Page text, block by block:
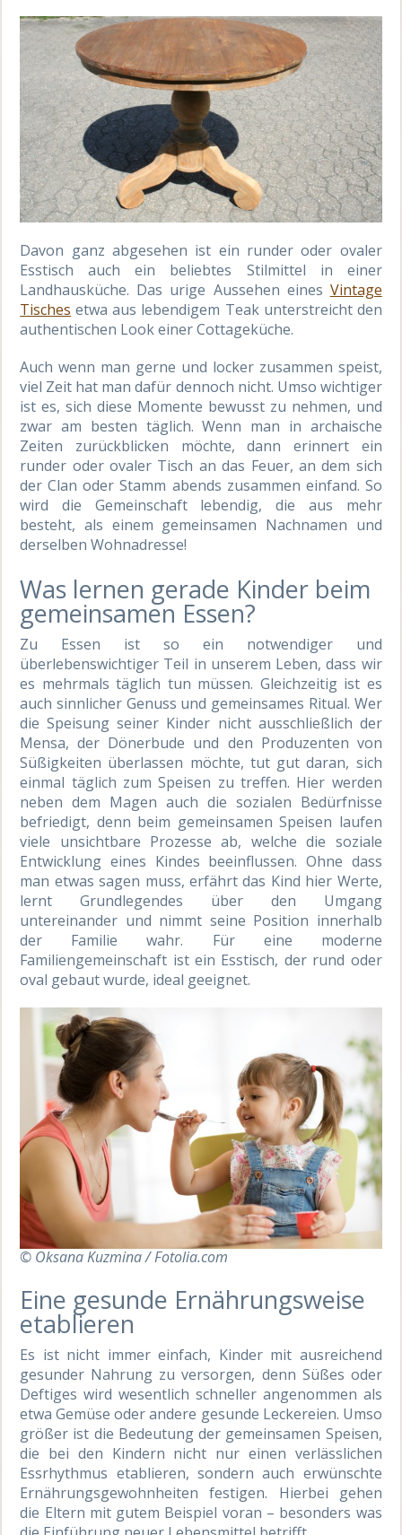
Davon ganz abgesehen ist ein runder oder ovaler
Esstisch auch ein beliebtes Stilmittel in einer
Landhausküche. Das urige Aussehen eines Vintage
Tisches etwa aus lebendigem Teak unterstreicht den
authentischen Look einer Cottageküche.
Auch wenn man gerne und locker zusammen speist,
viel Zeit hat man dafür dennoch nicht. Umso wichtiger
ist es, sich diese Momente bewusst zu nehmen, und
zwar am besten täglich. Wenn man in archaische
Zeiten zurückblicken möchte, dann erinnert ein
runder oder ovaler Tisch an das Feuer, an dem sich
der Clan oder Stamm abends zusammen einfand. So
wird die Gemeinschaft lebendig, die aus mehr
besteht, als einem gemeinsamen Nachnamen und
derselben Wohnadresse!
Was lernen gerade Kinder beim
gemeinsamen Essen?
Zu Essen ist so ein notwendiger und
überlebenswichtiger Teil in unserem Leben, dass wir
es mehrmals täglich tun müssen. Gleichzeitig ist es
auch sinnlicher Genuss und gemeinsames Ritual. Wer
die Speisung seiner Kinder nicht ausschließlich der
Mensa, der Dönerbude und den Produzenten von
Süßigkeiten überlassen möchte, tut gut daran, sich
einmal täglich zum Speisen zu treffen. Hier werden
neben dem Magen auch die sozialen Bedürfnisse
befriedigt, denn beim gemeinsamen Speisen laufen
viele unsichtbare Prozesse ab, welche die soziale
Entwicklung eines Kindes beeinflussen. Ohne dass
man etwas sagen muss, erfährt das Kind hier Werte,
lernt Grundlegendes über den Umgang
untereinander und nimmt seine Position innerhalb
der Familie wahr. Für eine moderne
Familiengemeinschaft ist ein Esstisch, der rund oder
oval gebaut wurde, ideal geeignet.
© Oksana Kuzmina / Fotolia.com
Eine gesunde Ernährungsweise
etablieren
Es ist nicht immer einfach, Kinder mit ausreichend
gesunder Nahrung zu versorgen, denn Süßes oder
Deftiges wird wesentlich schneller angenommen als
etwa Gemüse oder andere gesunde Leckereien. Umso
größer ist die Bedeutung der gemeinsamen Speisen,
die bei den Kindern nicht nur einen verlässlichen
Essrhythmus etablieren, sondern auch erwünschte
Ernährungsgewohnheiten festigen. Hierbei gehen
die Eltern mit gutem Beispiel voran – besonders was